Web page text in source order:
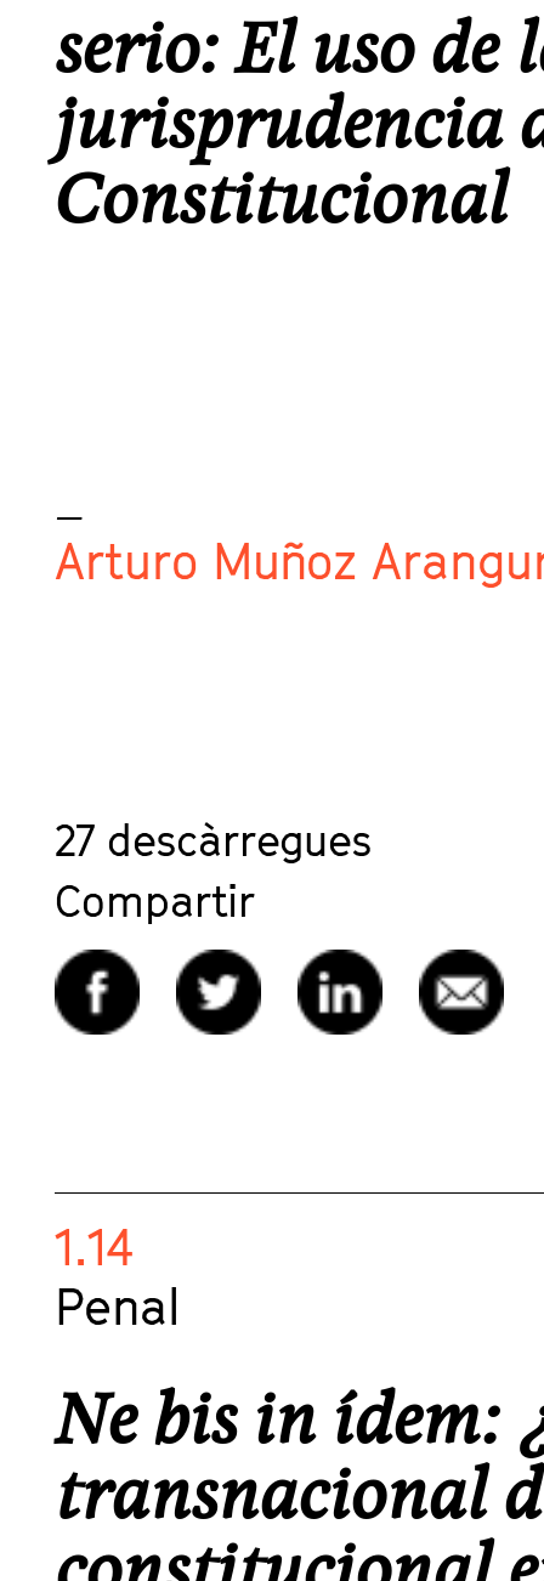
serio: El uso de
jurisprudencia
Constitucional
_
Arturo Muñoz
27 descàrregues
Compartir
1.14
Penal
Ne bis in ídem:
transnacional